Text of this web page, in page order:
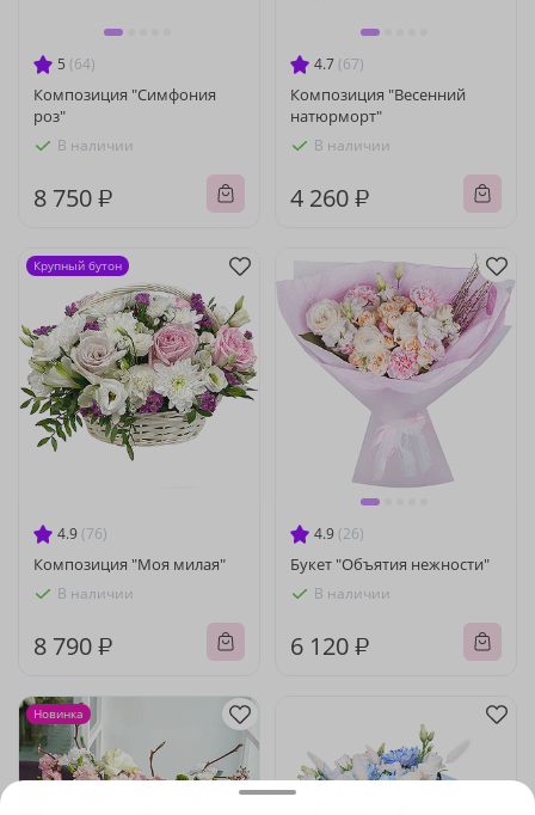
5 (64)
Композиция "Симфония
роз"
В наличии
8 750 ₽
4.7 (67)
Композиция "Весенний
натюрморт"
В наличии
4 260 ₽
4.9 (76)
Композиция "Моя милая"
В наличии
8 790 ₽
Крупный бутон
4.9 (26)
Букет "Объятия нежности"
В наличии
6 120 ₽
Новинка